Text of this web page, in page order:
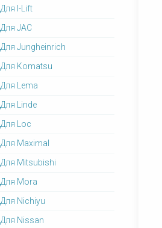
Для I-Lift
Для JAC
Для Jungheinrich
Для Komatsu
Для Lema
Для Linde
Для Loc
Для Maximal
Для Mitsubishi
Для Mora
Для Nichiyu
Для Nissan